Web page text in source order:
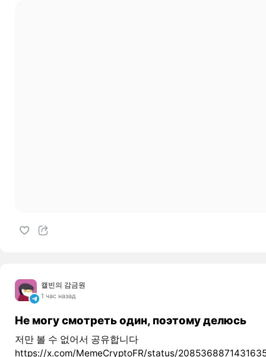
캘빈의 감금원
1 час назад
Не могу смотреть один, поэтому делюсь
저만 볼 수 없어서 공유합니다
https://x.com/MemeCryptoFR/status/